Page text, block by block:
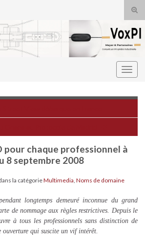
for:
pour chaque professionnel à
8 septembre 2008
la catégorieMultimedia Noms de domaine
longtemps demeuré inconnue du grand
de nommage aux règles restrictives. Depuis le
à tous les professionnels sans distinction de
qui suscite un vif intérêt.